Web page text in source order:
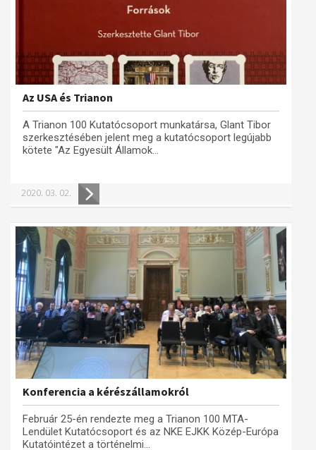
Az USA és Trianon
A Trianon 100 Kutatócsoport munkatársa, Glant Tibor
szerkesztésében jelent meg a kutatócsoport legújabb
kötete "Az Egyesült Államok...
2020. 03. 02.
Konferencia a kérészállamokról
Február 25-én rendezte meg a Trianon 100 MTA-
Lendület Kutatócsoport és az NKE EJKK Közép-Európa
Kutatóintézet a történelmi...